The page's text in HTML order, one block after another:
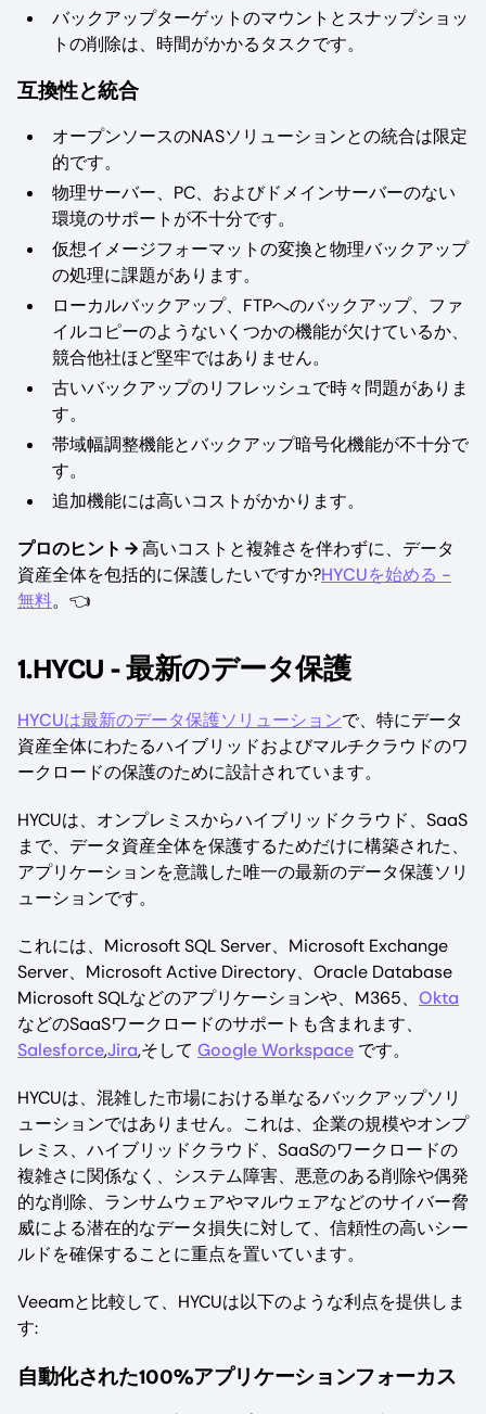
バックアップターゲットのマウントとスナップショッ
トの削除は、時間がかかるタスクです。
互換性と統合
オープンソースのNASソリューションとの統合は限定
的です。
物理サーバー、PC、およびドメインサーバーのない
環境のサポートが不十分です。
仮想イメージフォーマットの変換と物理バックアップ
の処理に課題があります。
ローカルバックアップ、FTPへのバックアップ、ファ
イルコピーのようないくつかの機能が欠けているか、
競合他社ほど堅牢ではありません。
古いバックアップのリフレッシュで時々問題がありま
す。
帯域幅調整機能とバックアップ暗号化機能が不十分で
す。
追加機能には高いコストがかかります。
プロのヒント →高いコストと複雑さを伴わずに、データ
資産全体を包括的に保護したいですか?HYCUを始める -
無料。👈
1.HYCU - 最新のデータ保護
HYCUは最新のデータ保護ソリューションで、特にデータ
資産全体にわたるハイブリッドおよびマルチクラウドのワ
ークロードの保護のために設計されています。
HYCUは、オンプレミスからハイブリッドクラウド、SaaS
まで、データ資産全体を保護するためだけに構築された、
アプリケーションを意識した唯一の最新のデータ保護ソリ
ューションです。
これには、Microsoft SQL Server、Microsoft Exchange
Server、Microsoft Active Directory、Oracle Database
Microsoft SQLなどのアプリケーションや、M365、 Okta
などのSaaSワークロードのサポートも含まれます、
Salesforce,Jira,そして Google Workspace です。
HYCUは、混雑した市場における単なるバックアップソリ
ューションではありません。これは、企業の規模やオンプ
レミス、ハイブリッドクラウド、SaaSのワークロードの
複雑さに関係なく、システム障害、悪意のある削除や偶発
的な削除、ランサムウェアやマルウェアなどのサイバー脅
威による潜在的なデータ損失に対して、信頼性の高いシー
ルドを確保することに重点を置いています。
Veeamと比較して、HYCUは以下のような利点を提供しま
す:
自動化された100%アプリケーションフォーカス